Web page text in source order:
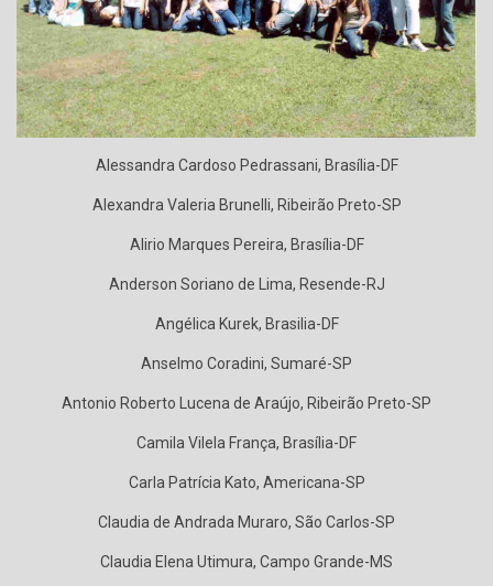
Alessandra Cardoso Pedrassani, Brasília-DF
Alexandra Valeria Brunelli, Ribeirão Preto-SP
Alirio Marques Pereira, Brasília-DF
Anderson Soriano de Lima, Resende-RJ
Angélica Kurek, Brasilia-DF
Anselmo Coradini, Sumaré-SP
Antonio Roberto Lucena de Araújo, Ribeirão Preto-SP
Camila Vilela França, Brasília-DF
Carla Patrícia Kato, Americana-SP
Claudia de Andrada Muraro, São Carlos-SP
Claudia Elena Utimura, Campo Grande-MS